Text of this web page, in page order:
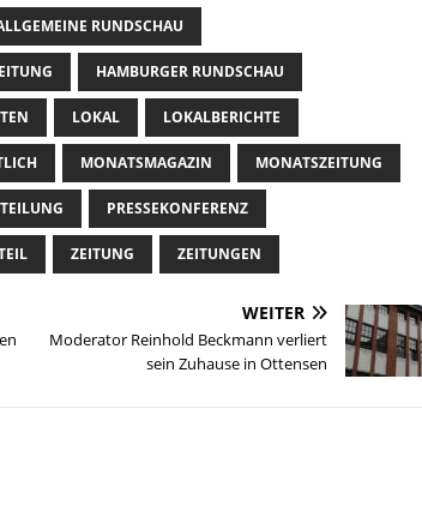
RUNDSCHAU
HAMBURGER RUNDSCHAU
LOKAL LOKALBERICHTE
MONATSMAGAZIN MONATSZEITUNG
PRESSEKONFERENZ
ZEITUNG ZEITUNGEN
WEITER
Moderator Reinhold Beckmann verliert
sein Zuhause in Ottensen